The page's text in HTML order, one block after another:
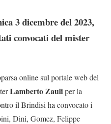
3 dicembre del 2023,
convocati del mister
online sul portale web del
Lamberto Zauliper la
il Brindisi ha convocato i
Dini, Gomez, Felippe